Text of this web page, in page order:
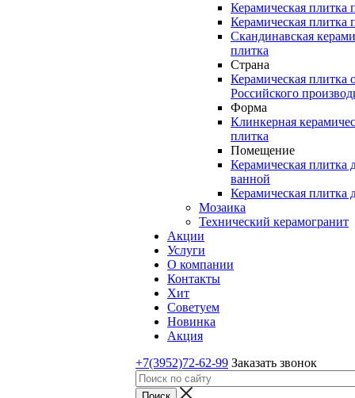
Керамическая плитка
Керамическая плитка
Скандинавская
плитка
Страна
Керамическая плитка
Российского
Форма
Клинкерная
плитка
Помещение
Керамическая плитка
ванной
Керамическая плитка
Мозаика
Технический керамогранит
Акции
Услуги
О компании
Контакты
Хит
Советуем
Новинка
Акция
+7(3952)72-62-99 Заказать звонок